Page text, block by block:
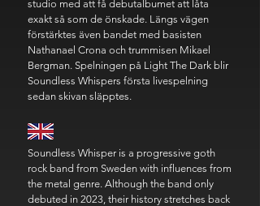
studio med att få debutalbumet att låta
exakt så som de önskade. Längs vägen
förstärktes även bandet med basisten
Nathanael Crona och trummisen Mikael
Bergman. Spelningen på Light The Dark blir
Soundless Whispers första livespelning
sedan skivan släpptes.
Soundless Whisper is a progressive goth
rock band from Sweden with influences from
the metal genre. Although the band only
debuted in 2023, their history stretches back